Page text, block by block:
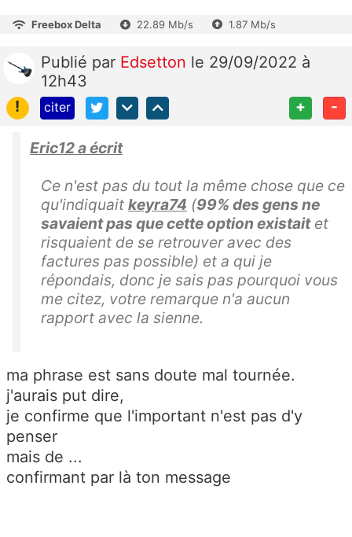
Freebox Delta 22.89 Mb/s 1.87 Mb/s
Publié par Edsetton le 29/09/2022 à
12h43
!
citer + -
Eric12 a écrit
Ce n'est pas du tout la même chose que ce
qu'indiquait keyra74 (99% des gens ne
savaient pas que cette option existaitet
risquaient de se retrouver avec des
factures pas possible) et a qui je
répondais, donc je sais pas pourquoi vous
me citez, votre remarque n'a aucun
rapport avec la sienne.
ma phrase est sans doute mal tournée.
j'aurais put dire,
je confirme que l'important n'est pas d'y
penser
mais de ...
confirmant par là ton message